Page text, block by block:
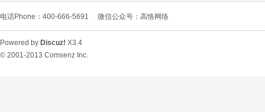
电话Phone：400-666-5691 微信公众号：高恪网络
Powered by Discuz! X3.4
© 2001-2013 Comsenz Inc.